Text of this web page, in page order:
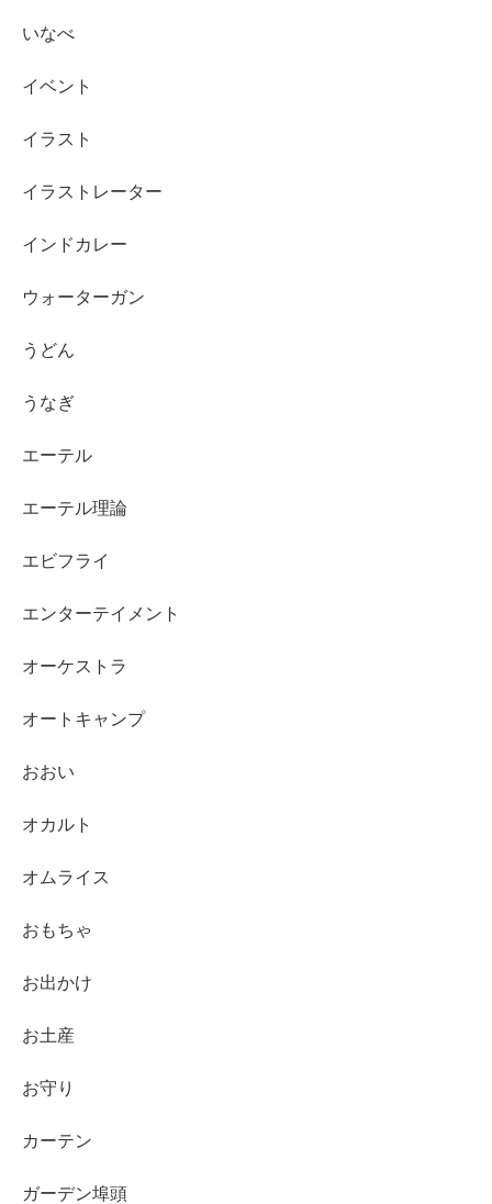
いなべ
イベント
イラスト
イラストレーター
インドカレー
ウォーターガン
うどん
うなぎ
エーテル
エーテル理論
エビフライ
エンターテイメント
オーケストラ
オートキャンプ
おおい
オカルト
オムライス
おもちゃ
お出かけ
お土産
お守り
カーテン
ガーデン埠頭